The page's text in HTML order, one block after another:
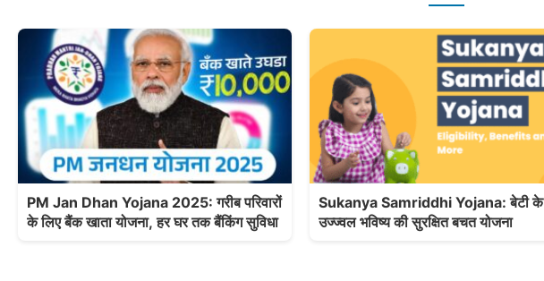
PM Jan Dhan Yojana 2025: गरीब परिवारों
के लिए बैंक खाता योजना, हर घर तक बैंकिंग सुविधा
Sukanya Samriddhi Yojana: बेटी के
उज्ज्वल भविष्य की सुरक्षित बचत योजना